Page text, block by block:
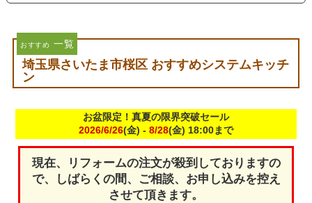
おすすめ 一覧
埼玉県さいたま市桜区 おすすめシステムキッチ
ン
お盆限定！真夏の限界突破セール
2026/6/26(金) - 8/28(金) 18:00まで
現在、リフォームの注文が殺到しておりますの
で、しばらくの間、ご相談、お申し込みを控え
させて頂きます。